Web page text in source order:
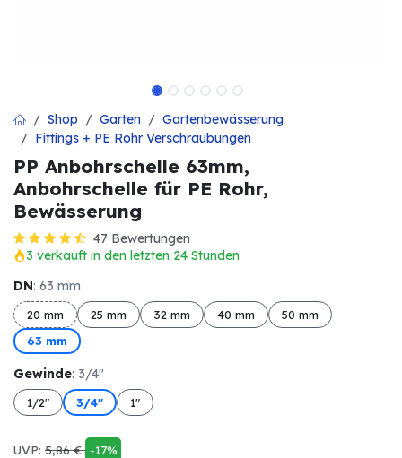
Shop Garten
Gartenbewässerung
Fittings + PE Rohr Verschraubungen
PP Anbohrschelle 63mm,
Anbohrschelle für PE Rohr,
Bewässerung
47 Bewertungen
3 verkauft in den letzten 24 Stunden
DN: 63 mm
20 mm 25 mm 32 mm 40 mm
50 mm
63 mm
Gewinde: 3/4"
1/2" 3/4" 1"
UVP: 5,86€ -17%